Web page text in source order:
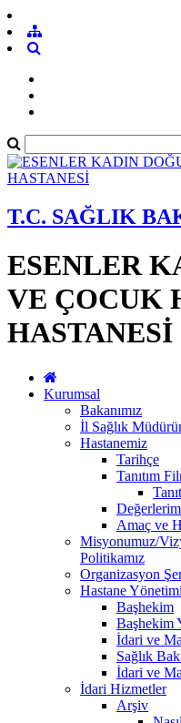
T.C. SAĞLIK
ESENLER
VE ÇOCUK
HASTANESİ
Kurumsal
Bakanımız
İl Sağlık
Hastanemiz
Tarihçe
Tanıtım
Amaç ve
Misyonumuz/
Politikamız
Organizasyon
Hastane Yönetimi
Başhekim
Başhekim
İdari ve
Sağlık
İdari ve
İdari Hizmetler
Arşiv